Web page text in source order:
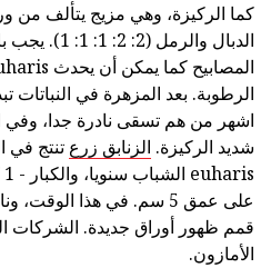
كما الركيزة، وهي مزيج يتألف من
الدبال
اشهر من هم تسقى نادرة جدا،
شديد الركيزة. الزنابق زرع
على عمق 5 سم. في هذا
الأمازون.